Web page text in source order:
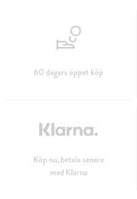
60 dagars öppet köp
Köp nu, betala senare
med Klarna